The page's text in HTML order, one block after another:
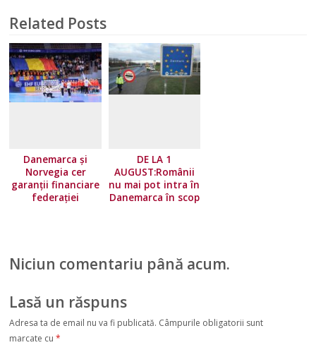
Related Posts
Danemarca și
Norvegia cer
garanții financiare
federației
DE LA 1
AUGUST:Românii
nu mai pot intra în
Danemarca în scop
Niciun comentariu până acum.
Lasă un răspuns
Adresa ta de email nu va fi publicată. Câmpurile obligatorii sunt
marcate cu*